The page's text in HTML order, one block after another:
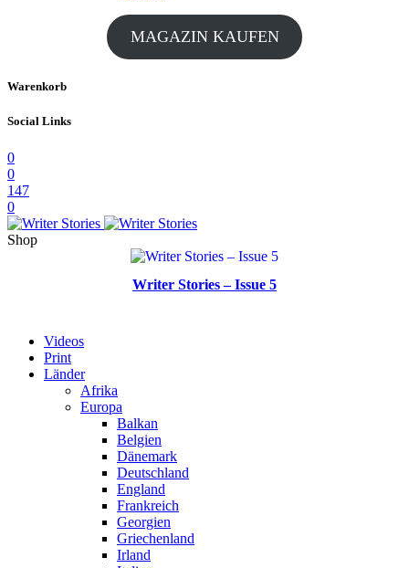
MAGAZIN KAUFEN
Warenkorb
Social Links
0
0
147
0
Shop
Writer Stories – Issue 5
Videos
Print
Länder
Afrika
Europa
Balkan
Belgien
Dänemark
Deutschland
England
Frankreich
Georgien
Griechenland
Irland